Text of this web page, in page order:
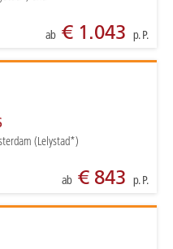
ab€ 1.043 p. P.
(Lelystad*)
ab€ 843 p. P.